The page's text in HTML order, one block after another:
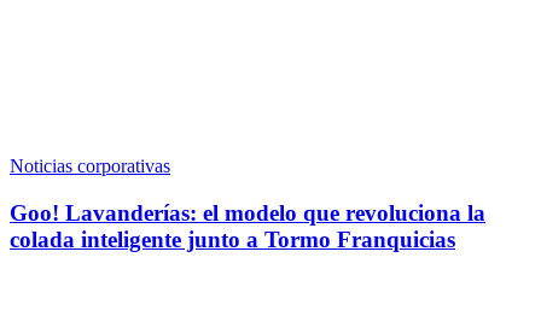
Noticias corporativas
Goo! Lavanderías: el modelo que revoluciona la
colada inteligente junto a Tormo Franquicias